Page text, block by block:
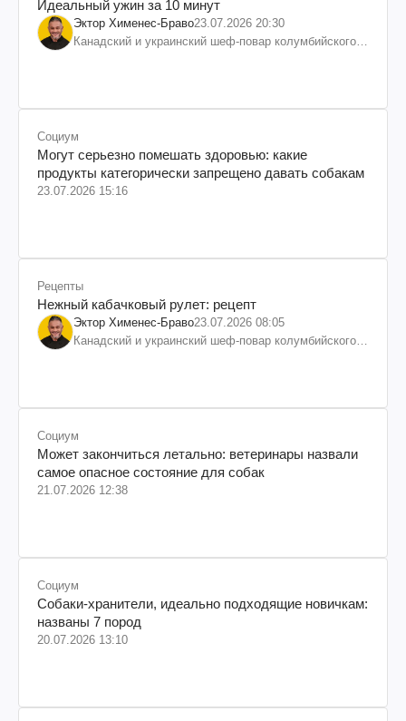
Идеальный ужин за 10 минут
Эктор Хименес-Браво23.07.2026 20:30
Канадский и украинский шеф-повар колумбийского
Социум
Могут серьезно помешать здоровью: какие
продукты категорически запрещено давать собакам
23.07.2026 15:16
Рецепты
Нежный кабачковый рулет: рецепт
Эктор Хименес-Браво23.07.2026 08:05
Канадский и украинский шеф-повар колумбийского
Социум
Может закончиться летально: ветеринары назвали
самое опасное состояние для собак
21.07.2026 12:38
Социум
Собаки-хранители, идеально подходящие новичкам:
названы 7 пород
20.07.2026 13:10